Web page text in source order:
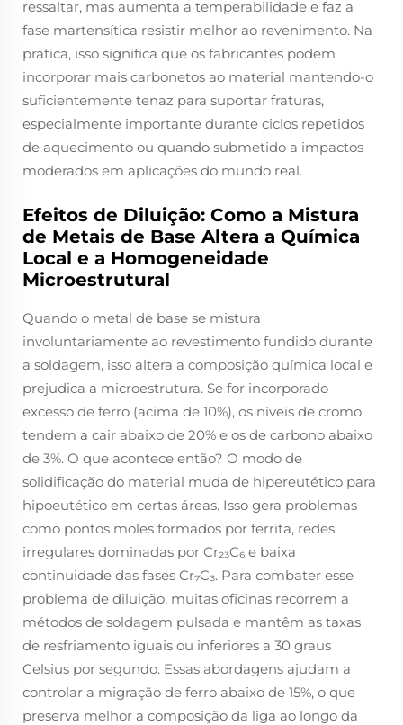
ressaltar, mas aumenta a temperabilidade e faz a
fase martensítica resistir melhor ao revenimento. Na
prática, isso significa que os fabricantes podem
incorporar mais carbonetos ao material mantendo-o
suficientemente tenaz para suportar fraturas,
especialmente importante durante ciclos repetidos
de aquecimento ou quando submetido a impactos
moderados em aplicações do mundo real.
Efeitos de Diluição: Como a Mistura
de Metais de Base Altera a Química
Local e a Homogeneidade
Microestrutural
Quando o metal de base se mistura
involuntariamente ao revestimento fundido durante
a soldagem, isso altera a composição química local e
prejudica a microestrutura. Se for incorporado
excesso de ferro (acima de 10%), os níveis de cromo
tendem a cair abaixo de 20% e os de carbono abaixo
de 3%. O que acontece então? O modo de
solidificação do material muda de hipereutético para
hipoeutético em certas áreas. Isso gera problemas
como pontos moles formados por ferrita, redes
irregulares dominadas por Cr₂₃C₆ e baixa
continuidade das fases Cr₇C₃. Para combater esse
problema de diluição, muitas oficinas recorrem a
métodos de soldagem pulsada e mantêm as taxas
de resfriamento iguais ou inferiores a 30 graus
Celsius por segundo. Essas abordagens ajudam a
controlar a migração de ferro abaixo de 15%, o que
preserva melhor a composição da liga ao longo da